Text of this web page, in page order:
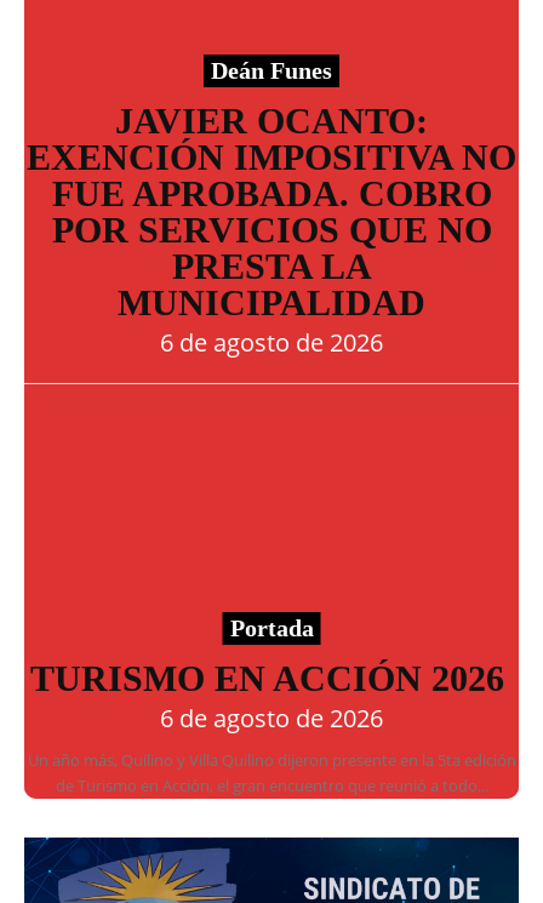
Deán Funes
JAVIER OCANTO:
EXENCIÓN IMPOSITIVA NO
FUE APROBADA. COBRO
POR SERVICIOS QUE NO
PRESTA LA
MUNICIPALIDAD
6 de agosto de 2026
Portada
TURISMO EN ACCIÓN 2026
6 de agosto de 2026
Un año más, Quilino y Villa Quilino dijeron presente en la 5ta edición
de Turismo en Acción, el gran encuentro que reunió a todo...